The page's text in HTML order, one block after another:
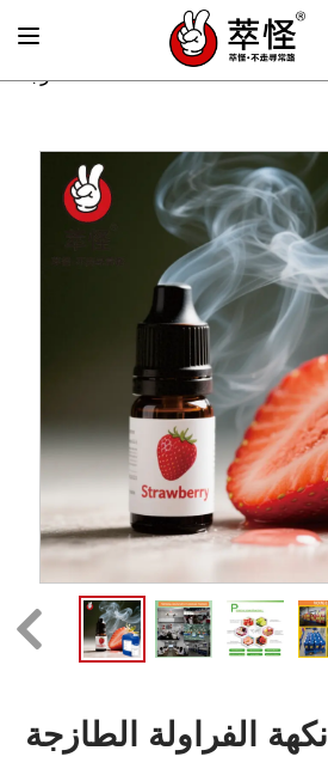
نكهة السجائر الإلكترونية
نكهة الفراولة الطازجة